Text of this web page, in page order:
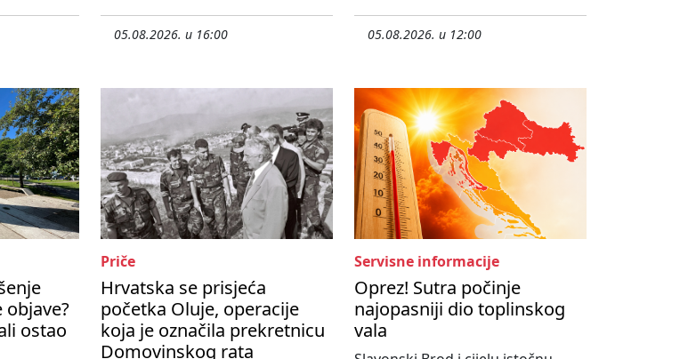
05.08.2026. u 16:00 05.08.2026. u 12:00
objave?
ostao
Priče
Hrvatska se prisjeća
početka Oluje, operacije
koja je označila prekretnicu
Domovinskog rata
Servisne informacije
Oprez! Sutra počinje
najopasniji dio toplinskog
vala